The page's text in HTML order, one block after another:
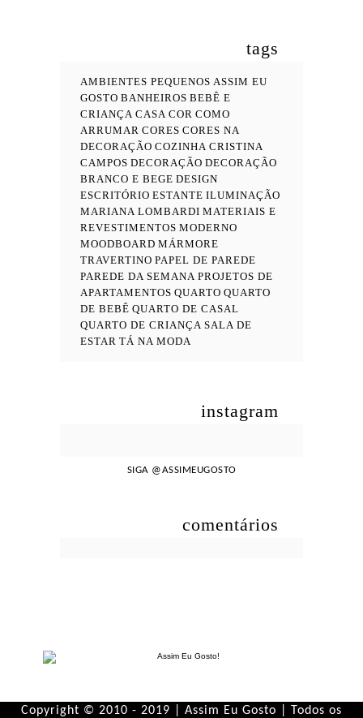
tags
AMBIENTES PEQUENOS ASSIM EU
GOSTO BANHEIROS BEBÊ E
CRIANÇA CASA COR COMO
ARRUMAR CORES CORES NA
DECORAÇÃO COZINHA CRISTINA
CAMPOS DECORAÇÃO DECORAÇÃO
BRANCO E BEGE DESIGN
ESCRITÓRIO ESTANTE ILUMINAÇÃO
MARIANA LOMBARDI MATERIAIS E
REVESTIMENTOS MODERNO
MOODBOARD MÁRMORE
TRAVERTINO PAPEL DE PAREDE
PAREDE DA SEMANA PROJETOS DE
APARTAMENTOS QUARTO QUARTO
DE BEBÊ QUARTO DE CASAL
QUARTO DE CRIANÇA SALA DE
ESTAR TÁ NA MODA
instagram
SIGA @ASSIMEUGOSTO
comentários
Copyright © 2010 - 2019 | Assim Eu Gosto | Todos os